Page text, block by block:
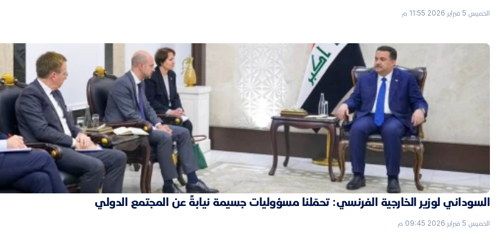
الخميس 5 فبراير 2026 11:55 م
السوداني لوزير الخارجية الفرنسي: تحمّلنا مسؤوليات جسيمة نيابةً عن المجتمع الدولي
الخميس 5 فبراير 2026 09:45 م